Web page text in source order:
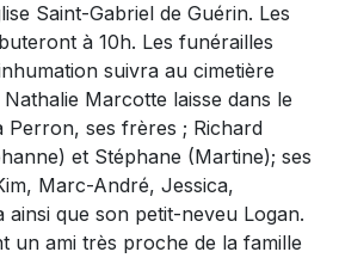
Saint-Gabriel de Guérin. Les
à 10h. Les funérailles
suivra au cimetière
Nathalie Marcotte laisse dans le
Perron, ses frères ; Richard
et Stéphane (Martine); ses
Marc-André, Jessica,
ainsi que son petit-neveu Logan.
un ami très proche de la famille